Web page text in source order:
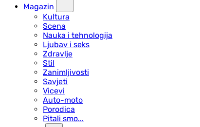
Magazin
Kultura
Scena
Nauka i tehnologija
Ljubav i seks
Zdravlje
Stil
Zanimljivosti
Savjeti
Vicevi
Auto-moto
Porodica
Pitali smo...